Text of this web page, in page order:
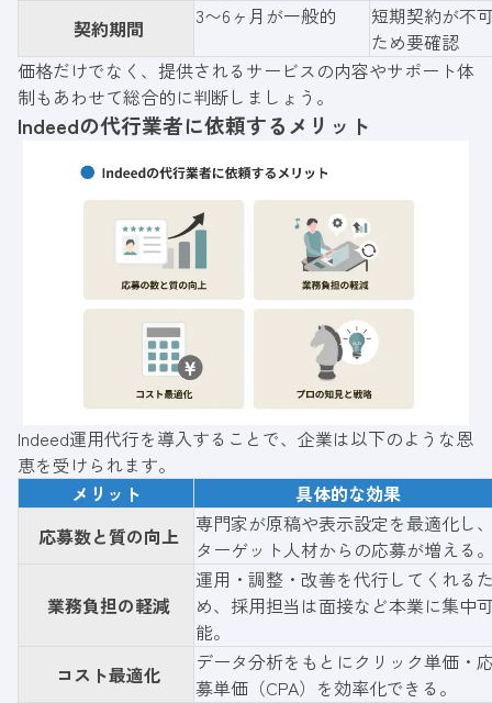
契約期間
3〜6ヶ月が一般的
短期契約が不
ため要確認
価格だけでなく、提供されるサービスの内容やサポート体
制もあわせて総合的に判断しましょう。
Indeedの代行業者に依頼するメリット
Indeed運用代行を導入することで、企業は以下のような恩
恵を受けられます。
メリット
具体的な効果
応募数と質の向上
専門家が原稿や表示設定を最適化し
ターゲット人材からの応募が増える
業務負担の軽減
運用・調整・改善を代行してくれる
め、採用担当は面接など本業に集中
能。
コスト最適化
データ分析をもとにクリック単価・
募単価（CPA）を効率化できる。